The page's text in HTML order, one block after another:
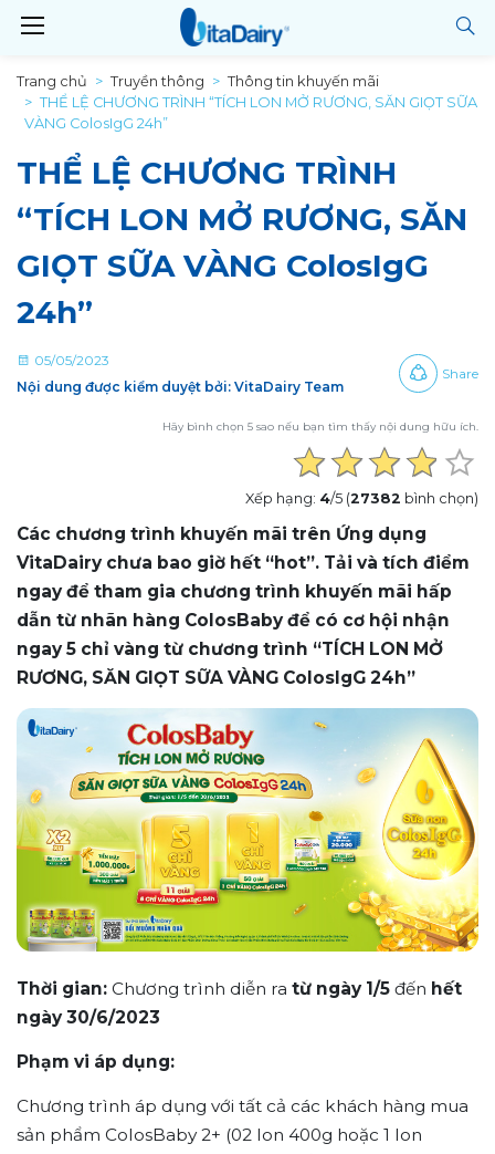
Trang chủ Truyền thông
Thông tin khuyến mãi
THỂ LỆ CHƯƠNG TRÌNH “TÍCH LON MỞ RƯƠNG, SĂN GIỌT SỮA
VÀNG ColosIgG 24h”
THỂ LỆ CHƯƠNG TRÌNH
“TÍCH LON MỞ RƯƠNG, SĂN
GIỌT SỮA VÀNG ColosIgG
24h”
05/05/2023
Nội dung được kiểm duyệt bởi: VitaDairy Team
Share
Hãy bình chọn 5 sao nếu bạn tìm thấy nội dung hữu ích.
Xếp hạng: 4/5 (27382 bình chọn)
Các chương trình khuyến mãi trên Ứng dụng
VitaDairy chưa bao giờ hết “hot”. Tải và tích điểm
ngay để tham gia chương trình khuyến mãi hấp
dẫn từ nhãn hàng ColosBaby để có cơ hội nhận
ngay 5 chỉ vàng từ chương trình “TÍCH LON MỞ
RƯƠNG, SĂN GIỌT SỮA VÀNG ColosIgG 24h”
Thời gian: Chương trình diễn ra từ ngày 1/5 đến hết
ngày 30/6/2023
Phạm vi áp dụng:
Chương trình áp dụng với tất cả các khách hàng mua
sản phẩm ColosBaby 2+ (02 lon 400g hoặc 1 lon